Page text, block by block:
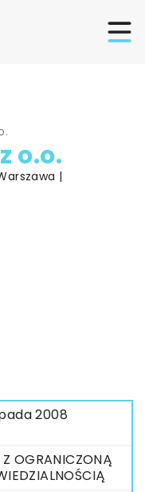
o.o.
|
2008
Z OGRANICZONĄ